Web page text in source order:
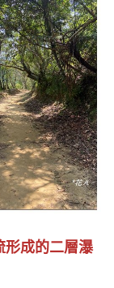
形成的二層瀑